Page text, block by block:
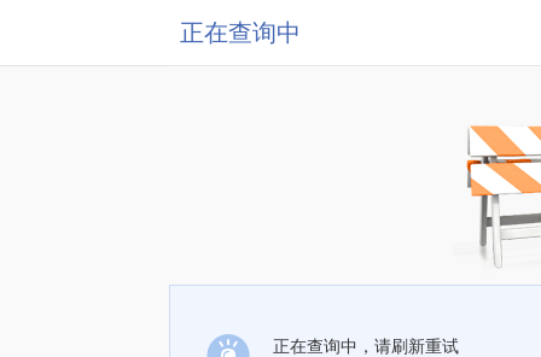
正在查询中
正在查询中，请刷新重试